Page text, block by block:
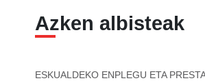
Azken albisteak
ESKUALDEKO ENPLEGU ETA